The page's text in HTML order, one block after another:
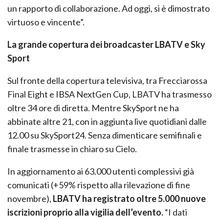
un rapporto di collaborazione. Ad oggi, si è dimostrato
virtuoso e vincente”.
La grande copertura dei broadcaster LBATV e Sky
Sport
Sul fronte della copertura televisiva, tra Frecciarossa
Final Eight e IBSA NextGen Cup, LBATV ha trasmesso
oltre 34 ore di diretta. Mentre SkySport ne ha
abbinate altre 21, con in aggiunta live quotidiani dalle
12.00 su SkySport24. Senza dimenticare semifinali e
finale trasmesse in chiaro su Cielo.
In aggiornamento ai 63.000 utenti complessivi già
comunicati (+59% rispetto alla rilevazione di fine
novembre), LBATV ha registrato oltre 5.000 nuove
iscrizioni proprio alla vigilia dell’evento.“I dati